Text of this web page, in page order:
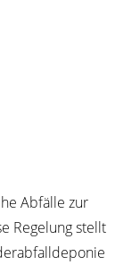
Abfälle zur
Regelung stellt